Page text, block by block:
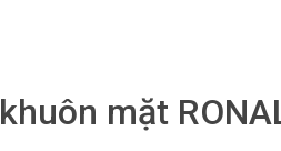
mặt